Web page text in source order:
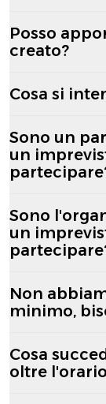
Posso
creato?
Cosa si
Sono un
un
Sono
un
Non
minimo,
Cosa
oltre